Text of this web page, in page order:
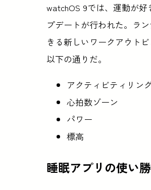
watchOS 9では、運動が
プデートが行われた。ラ
きる新しいワークアウト
以下の通りだ。
アクティビティリン
心拍数ゾーン
パワー
標高
睡眠アプリの使い